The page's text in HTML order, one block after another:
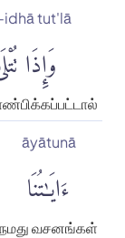
tut'lā
وَإِذَا
āyātunā
ءَايَٰتُنَا
நமது வசனங்கள்